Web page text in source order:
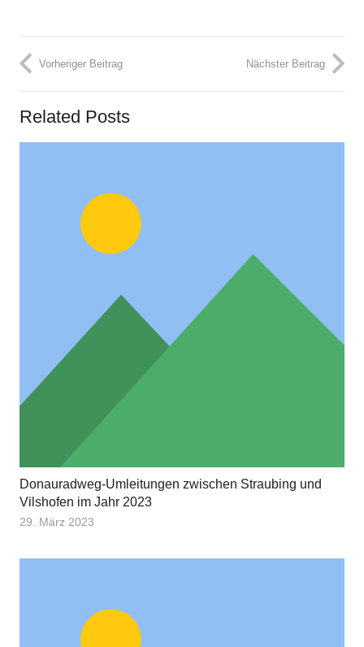
Vorheriger Beitrag Nächster Beitrag
Related Posts
Donauradweg-Umleitungen zwischen Straubing und
Vilshofen im Jahr 2023
29. März 2023